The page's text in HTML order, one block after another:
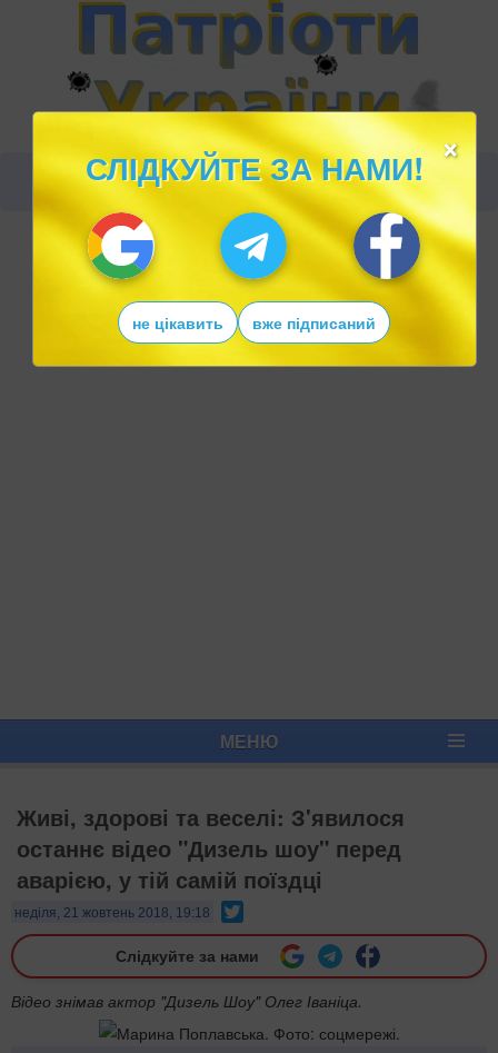
МЕНЮ
Живі, здорові та веселі: З'явилося
останнє відео "Дизель шоу" перед
аварією, у тій самій поїздці
неділя, 21 жовтень 2018, 19:18
Слідкуйте за нами
Відео знімав актор "Дизель Шоу" Олег Іваніца.
×
СЛІДКУЙТЕ ЗА НАМИ!
не цікавить вже підписаний